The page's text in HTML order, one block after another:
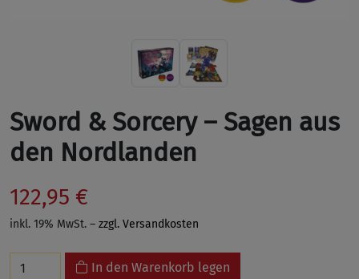
Sword & Sorcery – Sagen aus
den Nordlanden
122,95 €
inkl. 19% MwSt. – zzgl. Versandkosten
In den Warenkorb legen